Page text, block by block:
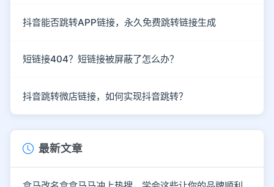
抖音能否跳转APP链接，永久免费跳转链接生成
短链接404？短链接被屏蔽了怎么办？
抖音跳转微店链接，如何实现抖音跳转？
最新文章